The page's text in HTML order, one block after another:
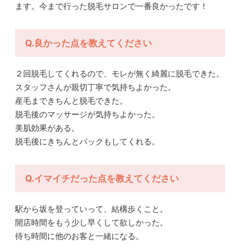
ます。今まで行った脱毛サロンで一番良かったです！
Q.良かった点を教えてください
２回脱毛してくれるので、モレが無く綺麗に脱毛できた。
スタッフさんが親切丁寧で気持ちよかった。
産毛まできちんと脱毛できた。
脱毛後のマッサージが気持ちよかった。
美肌効果がある。
脱毛後にきちんとパックもしてくれる。
Q.イマイチだった点を教えてください
駅から坂を登っていって、結構歩くこと。
開店時間をもう少し早くして欲しかった。
待ち時間に他のお客と一緒になる。